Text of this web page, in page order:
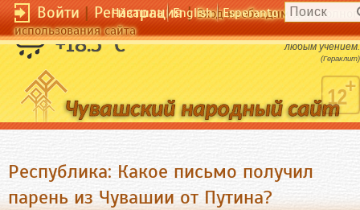
Войти|Регистрация|Вход необходим для
использования сайта
Чӑвашла English Esperanto
+18.5 °C
Неразумный человек способен увлечься
любым учением.
(Гераклит)
Республика: Какое письмо получил
парень из Чувашии от Путина?